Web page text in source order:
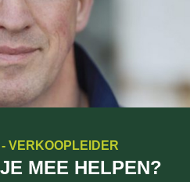
VERKOOPLEIDER
MEE HELPEN?